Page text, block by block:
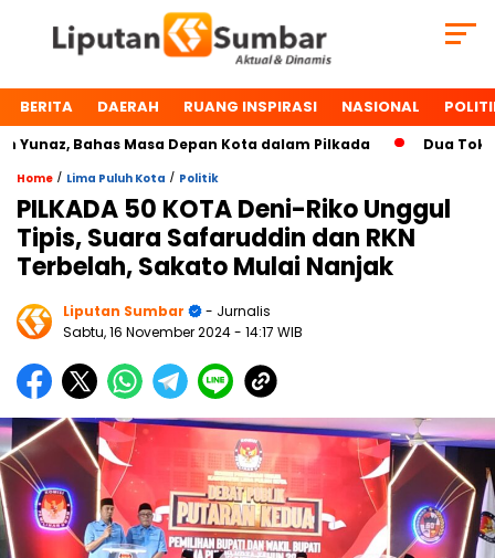
BERITA DAERAH RUANG INSPIRASI NASIONAL
Bahas Masa Depan Kota dalam Pilkada Dua Tokoh
Home / Lima Puluh Kota / Politik
PILKADA 50 KOTA Deni-Riko Unggul
Tipis, Suara Safaruddin dan RKN
Terbelah, Sakato Mulai Nanjak
Liputan Sumbar
- Jurnalis
Sabtu, 16 November 2024- 14:17 WIB